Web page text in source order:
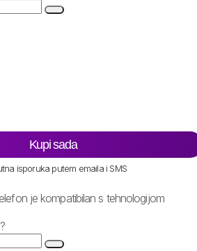
Kupi sada
isporuka putem emaila i SMS
je kompatibilan s tehnologijom